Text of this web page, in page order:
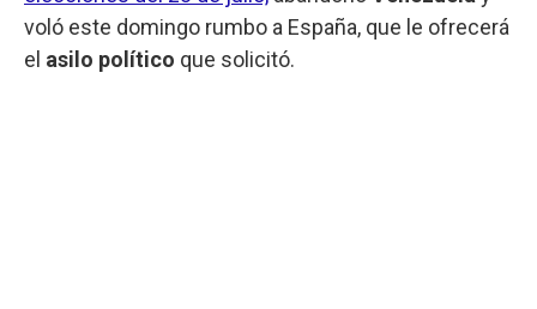
voló este domingo rumbo a España, que le ofrecerá
el asilo político que solicitó.